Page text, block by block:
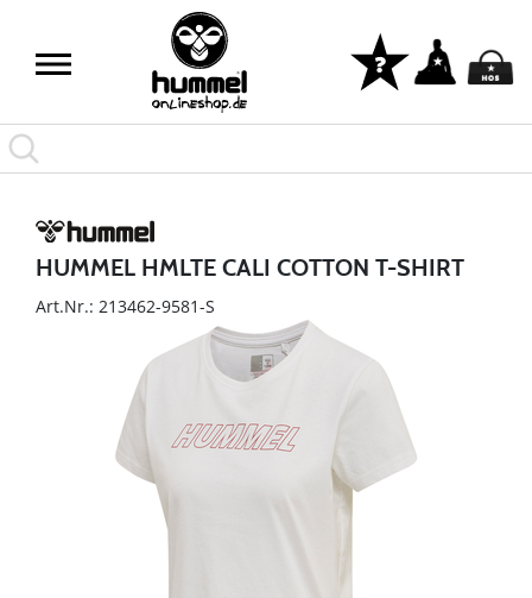
HUMMEL HMLTE CALI COTTON T-SHIRT
Art.Nr.: 213462-9581-S